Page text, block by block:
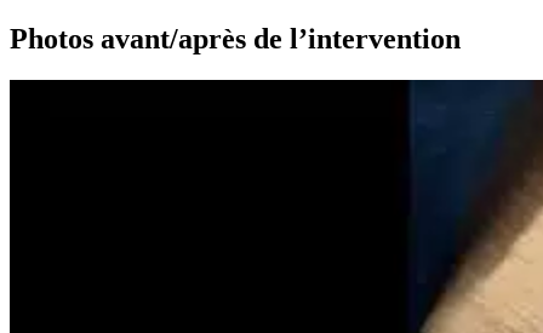
Photos avant/après de l’intervention